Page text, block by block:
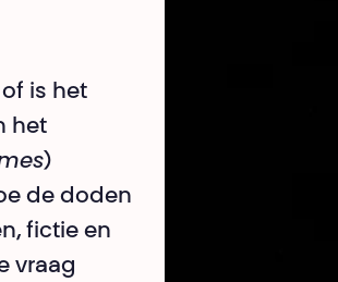
is het
het
)
de doden
fictie en
vraag